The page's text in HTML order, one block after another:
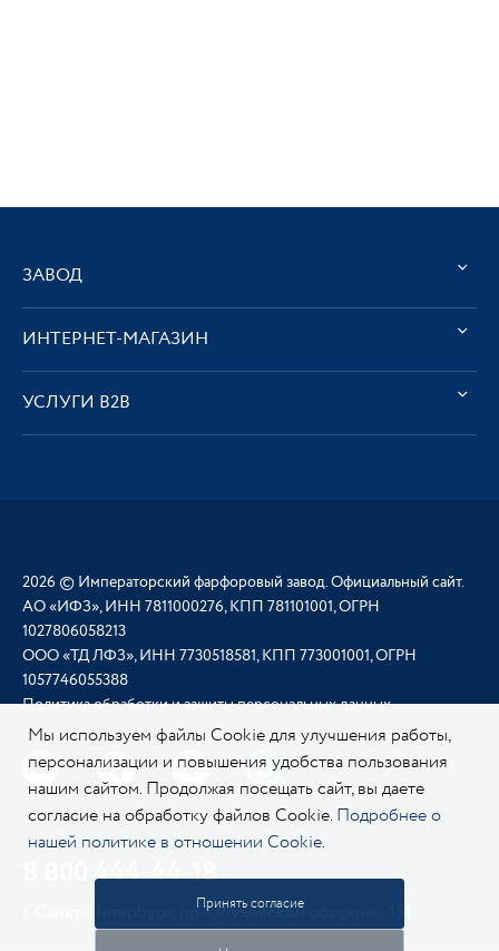
ЗАВОД
ИНТЕРНЕТ-МАГАЗИН
УСЛУГИ В2В
2026 © Императорский фарфоровый завод. Официальный сайт.
АО «ИФЗ», ИНН 7811000276, КПП 781101001, ОГРН
1027806058213
ООО «ТД ЛФЗ», ИНН 7730518581, КПП 773001001, ОГРН
1057746055388
Политика обработки и защиты персональных данных
8 800 444-44-18
г. Санкт-Петербург, пр. Обуховской обороны, 151
Мы используем файлы Cookie для улучшения работы,
персонализации и повышения удобства пользования
нашим сайтом. Продолжая посещать сайт, вы даете
согласие на обработку файлов Cookie. Подробнее о
нашей политике в отношении Cookie.
Принять согласие